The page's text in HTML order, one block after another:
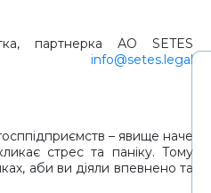
партнерка АО SETES
info@setes.legal
– явище наче
стрес та паніку. Тому
аби ви діяли впевнено та